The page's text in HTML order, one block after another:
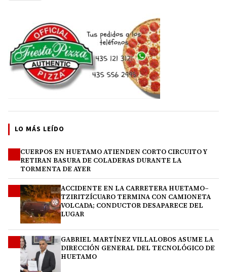
LO MÁS LEÍDO
CUERPOS EN HUETAMO ATIENDEN CORTO CIRCUITO Y
RETIRAN BASURA DE COLADERAS DURANTE LA
TORMENTA DE AYER
ACCIDENTE EN LA CARRETERA HUETAMO–
TZIRITZÍCUARO TERMINA CON CAMIONETA
VOLCADA; CONDUCTOR DESAPARECE DEL
LUGAR
GABRIEL MARTÍNEZ VILLALOBOS ASUME LA
DIRECCIÓN GENERAL DEL TECNOLÓGICO DE
HUETAMO